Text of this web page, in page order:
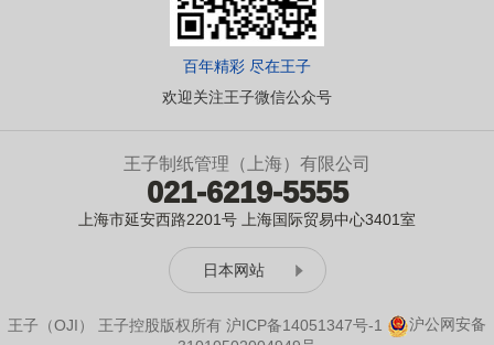
百年精彩 尽在王子
欢迎关注王子微信公众号
王子制纸管理（上海）有限公司
021-6219-5555
上海市延安西路2201号 上海国际贸易中心3401室
日本网站
王子（OJI） 王子控股版权所有 沪ICP备14051347号-1
沪公网安备